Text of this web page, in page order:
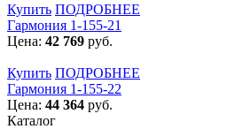
Купить ПОДРОБНЕЕ
Гармония 1-155-21
Цена: 42 769 руб.
Купить ПОДРОБНЕЕ
Гармония 1-155-22
Цена: 44 364 руб.
Каталог